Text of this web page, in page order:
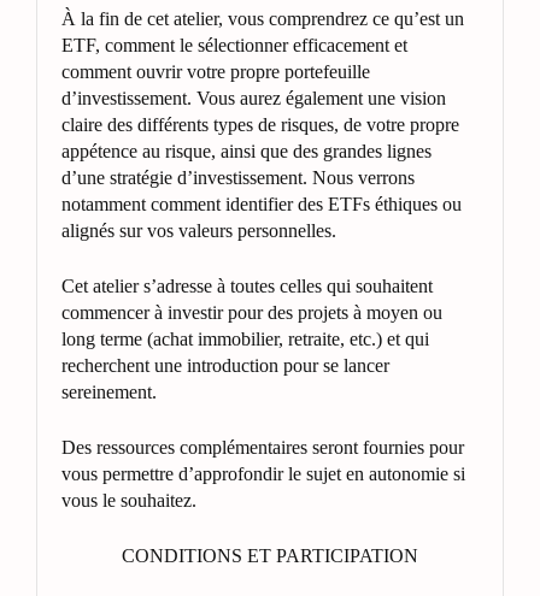
À la fin de cet atelier, vous comprendrez ce qu’est un
ETF, comment le sélectionner efficacement et
comment ouvrir votre propre portefeuille
d’investissement. Vous aurez également une vision
claire des différents types de risques, de votre propre
appétence au risque, ainsi que des grandes lignes
d’une stratégie d’investissement. Nous verrons
notamment comment identifier des ETFs éthiques ou
alignés sur vos valeurs personnelles.
Cet atelier s’adresse à toutes celles qui souhaitent
commencer à investir pour des projets à moyen ou
long terme (achat immobilier, retraite, etc.) et qui
recherchent une introduction pour se lancer
sereinement.
Des ressources complémentaires seront fournies pour
vous permettre d’approfondir le sujet en autonomie si
vous le souhaitez.
CONDITIONS ET PARTICIPATION